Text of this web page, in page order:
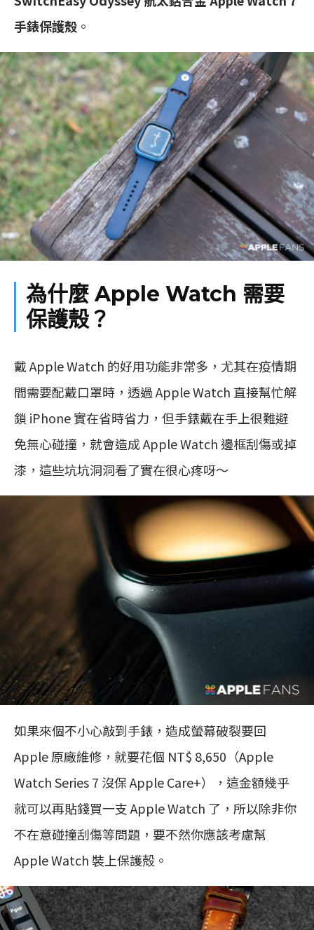
手錶保護殼 。
為什麼 Apple Watch 需要
保護殼？
戴 Apple Watch 的好用功能非常多，尤其在疫情期
間需要配戴口罩時，透過 Apple Watch 直接幫忙解
鎖 iPhone 實在省時省力，但手錶戴在手上很難避
免無心碰撞，就會造成 Apple Watch 邊框刮傷或掉
漆，這些坑坑洞洞看了實在很心疼呀～
如果來個不小心敲到手錶，造成螢幕破裂要回
Apple 原廠維修，就要花個 NT$ 8,650（Apple
Watch Series 7 沒保 Apple Care+），這金額幾乎
就可以再貼錢買一支 Apple Watch 了，所以除非你
不在意碰撞刮傷等問題，要不然你應該考慮幫
Apple Watch 裝上保護殻。